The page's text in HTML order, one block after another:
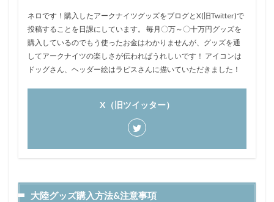
ネロです！購入したアークナイツグッズをブログとX(旧Twitter)で
投稿することを日課にしています。 毎月〇万～〇十万円グッズを
購入しているのでもう使ったお金はわかりませんが、グッズを通
してアークナイツの楽しさが伝わればうれしいです！ アイコンは
ドッグさん、ヘッダー絵はラピスさんに描いていただきました！
X（旧ツイッター）
大陸グッズ購入方法&注意事項